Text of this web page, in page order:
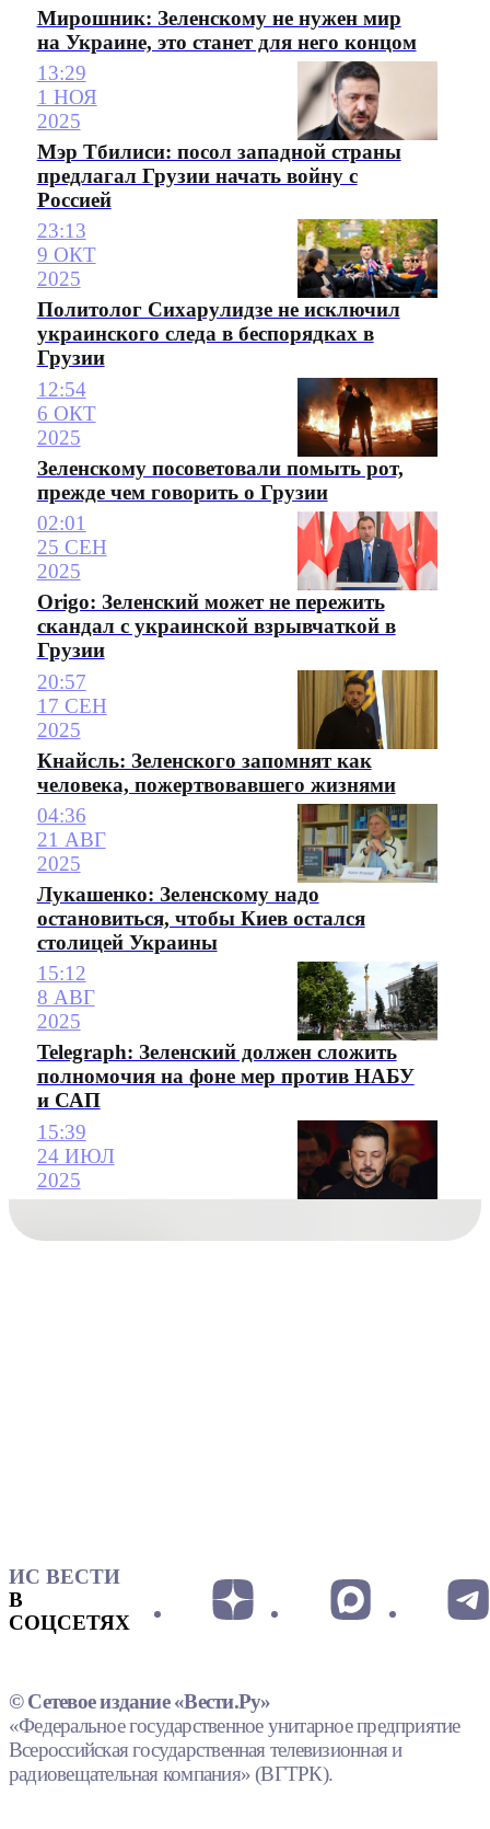
Мирошник: Зеленскому не нужен мир
на Украине, это станет для него концом
13:29
1 НОЯ
2025
Мэр Тбилиси: посол западной страны
предлагал Грузии начать войну с
Россией
23:13
9 ОКТ
2025
Политолог Сихарулидзе не исключил
украинского следа в беспорядках в
Грузии
12:54
6 ОКТ
2025
Зеленскому посоветовали помыть рот,
прежде чем говорить о Грузии
02:01
25 СЕН
2025
Origo: Зеленский может не пережить
скандал с украинской взрывчаткой в
Грузии
20:57
17 СЕН
2025
Кнайсль: Зеленского запомнят как
человека, пожертвовавшего жизнями
04:36
21 АВГ
2025
Лукашенко: Зеленскому надо
остановиться, чтобы Киев остался
столицей Украины
15:12
8 АВГ
2025
Telegraph: Зеленский должен сложить
полномочия на фоне мер против НАБУ
и САП
15:39
24 ИЮЛ
2025
ИС ВЕСТИ
В
СОЦСЕТЯХ
© Сетевое издание «Вести.Ру»
«Федеральное государственное унитарное предприятие
Всероссийская государственная телевизионная и
радиовещательная компания» (ВГТРК).